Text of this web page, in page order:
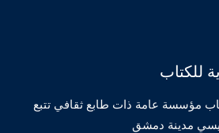
للكتاب
مؤسسة عامة ذات طابع ثقافي تتبع
مدينة دمشق